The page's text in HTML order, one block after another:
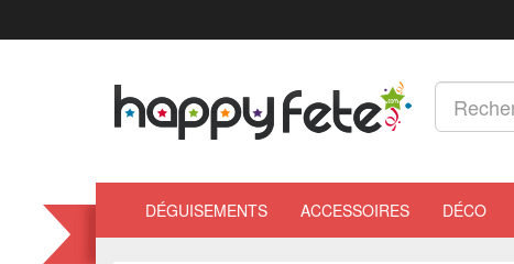
DÉGUISEMENTS ACCESSOIRES DÉCO